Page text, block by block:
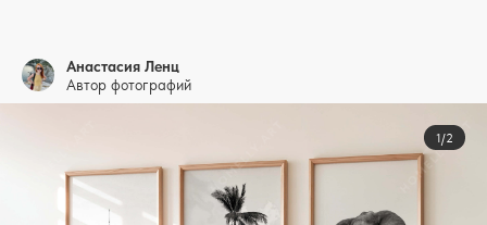
Анастасия Ленц
Автор фотографий
1/2